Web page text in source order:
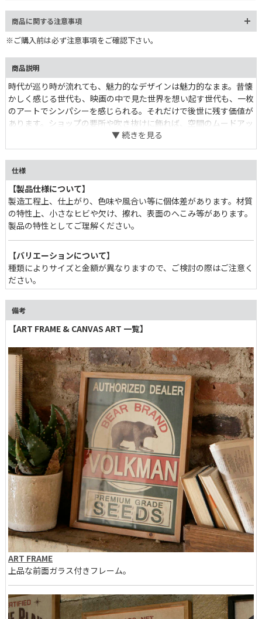
商品に関する注意事項
※ご購入前は必ず注意事項をご確認下さい。
商品説明
時代が巡り時が流れても、魅力的なデザインは魅力的なまま。昔懐
かしく感じる世代も、映画の中で見た世界を想い起す世代も、一枚
のアートでシンパシーを感じられる。それだけで後世に残す価値が
あります。ショップの要所や吹き抜けに飾れば、空間のムードアッ
プをお手伝い出来るでしょう。
仕様
【製品仕様について】
製造工程上、仕上がり、色味や風合い等に個体差があります。材質
の特性上、小さなヒビや欠け、擦れ、表面のへこみ等があります。
製品の特性としてご理解ください。
【バリエーションについて】
種類によりサイズと金額が異なりますので、ご検討の際はご注意く
ださい。
備考
【ART FRAME & CANVAS ART 一覧】
ART FRAME
上品な前面ガラス付きフレーム。